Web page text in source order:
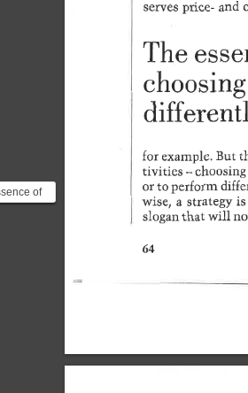
of
activities